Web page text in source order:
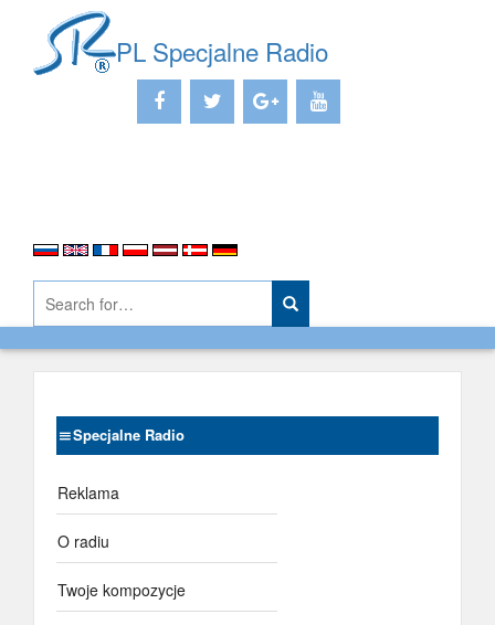
PL Specjalne Radio
Specjalne Radio
Reklama
O radiu
Twoje kompozycje